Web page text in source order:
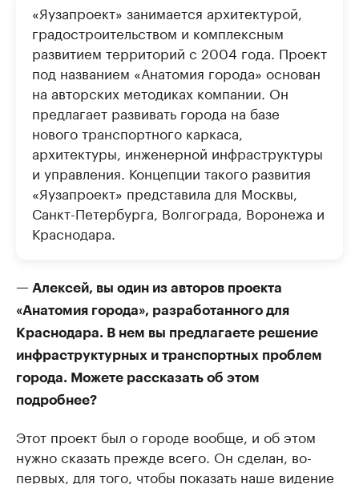
«Яузапроект» занимается архитектурой,
градостроительством и комплексным
развитием территорий с 2004 года. Проект
под названием «Анатомия города» основан
на авторских методиках компании. Он
предлагает развивать города на базе
нового транспортного каркаса,
архитектуры, инженерной инфраструктуры
и управления. Концепции такого развития
«Яузапроект» представила для Москвы,
Санкт-Петербурга, Волгограда, Воронежа и
Краснодара.
— Алексей, вы один из авторов проекта
«Анатомия города», разработанного для
Краснодара. В нем вы предлагаете решение
инфраструктурных и транспортных проблем
города. Можете рассказать об этом
подробнее?
Этот проект был о городе вообще, и об этом
нужно сказать прежде всего. Он сделан, во-
первых, для того, чтобы показать наше видение